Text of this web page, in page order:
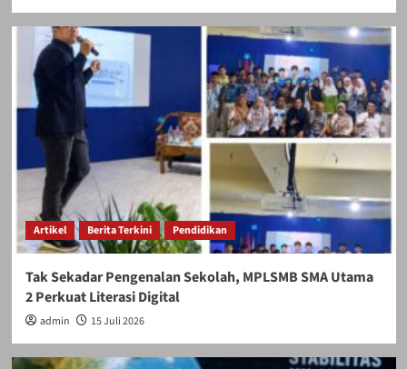
Artikel Berita Terkini Pendidikan
Tak Sekadar Pengenalan Sekolah, MPLSMB SMA Utama
2 Perkuat Literasi Digital
admin 15 Juli 2026